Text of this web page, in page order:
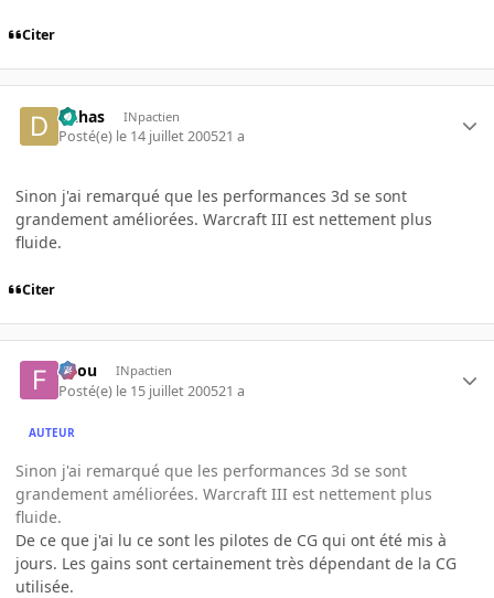
Citer
Dahas INpactien
Posté(e) le 14 juillet 200521 a
Sinon j'ai remarqué que les performances 3d se sont
grandement améliorées. Warcraft III est nettement plus
fluide.
Citer
falou INpactien
Posté(e) le 15 juillet 200521 a
AUTEUR
Sinon j'ai remarqué que les performances 3d se sont
grandement améliorées. Warcraft III est nettement plus
fluide.
De ce que j'ai lu ce sont les pilotes de CG qui ont été mis à
jours. Les gains sont certainement très dépendant de la CG
utilisée.